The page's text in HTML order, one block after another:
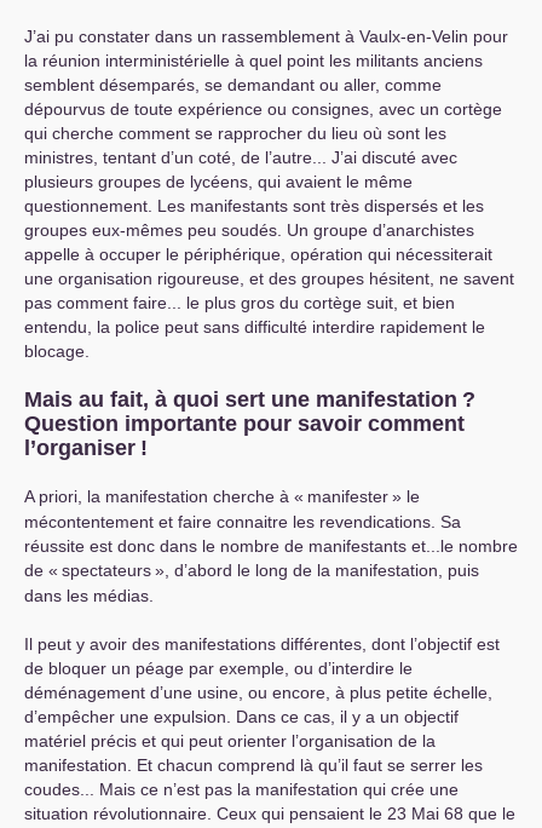
J’ai pu constater dans un rassemblement à Vaulx-en-Velin pour
la réunion interministérielle à quel point les militants anciens
semblent désemparés, se demandant ou aller, comme
dépourvus de toute expérience ou consignes, avec un cortège
qui cherche comment se rapprocher du lieu où sont les
ministres, tentant d’un coté, de l’autre... J’ai discuté avec
plusieurs groupes de lycéens, qui avaient le même
questionnement. Les manifestants sont très dispersés et les
groupes eux-mêmes peu soudés. Un groupe d’anarchistes
appelle à occuper le périphérique, opération qui nécessiterait
une organisation rigoureuse, et des groupes hésitent, ne savent
pas comment faire... le plus gros du cortège suit, et bien
entendu, la police peut sans difficulté interdire rapidement le
blocage.
Mais au fait, à quoi sert une manifestation ?
Question importante pour savoir comment
l’organiser !
A priori, la manifestation cherche à « manifester» le
mécontentement et faire connaitre les revendications. Sa
réussite est donc dans le nombre de manifestants et...le nombre
de « spectateurs», d’abord le long de la manifestation, puis
dans les médias.
Il peut y avoir des manifestations différentes, dont l’objectif est
de bloquer un péage par exemple, ou d’interdire le
déménagement d’une usine, ou encore, à plus petite échelle,
d’empêcher une expulsion. Dans ce cas, il y a un objectif
matériel précis et qui peut orienter l’organisation de la
manifestation. Et chacun comprend là qu’il faut se serrer les
coudes... Mais ce n’est pas la manifestation qui crée une
situation révolutionnaire. Ceux qui pensaient le 23 Mai 68 que le